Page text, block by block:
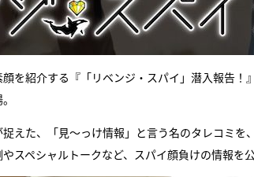
を紹介する『「リベンジ・スパイ」潜入報告
えた、「見～っけ情報」と言う名のタレコミ
スペシャルトークなど、スパイ顔負けの情報を公